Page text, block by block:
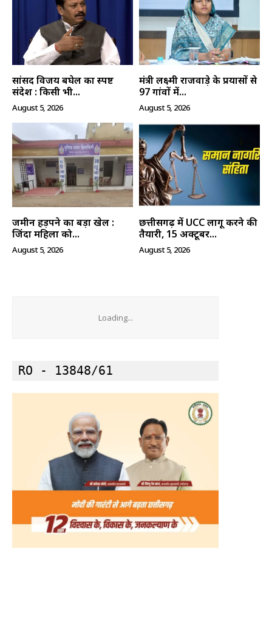
सांसद विजय बघेल का स्पष्ट
संदेश : किसी भी...
August 5, 2026
मंत्री लक्ष्मी राजवाड़े के प्रयासों से
97 गांवों में...
August 5, 2026
जमीन हड़पने का बड़ा खेल :
जिंदा महिला को...
August 5, 2026
छत्तीसगढ़ में UCC लागू करने की
तैयारी, 15 अक्टूबर...
August 5, 2026
Loading...
RO - 13848/61